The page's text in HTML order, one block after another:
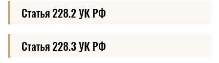
Статья 228.2 УК РФ
Статья 228.3 УК РФ